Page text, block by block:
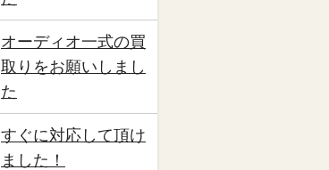
オーディオ一式の買
取りをお願いしまし
た
すぐに対応して頂け
ました！